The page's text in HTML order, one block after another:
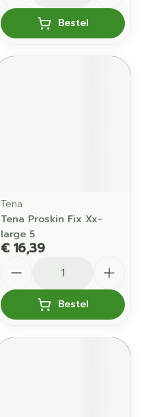
Bestel
Tena
Tena Proskin Fix Xx-
large 5
€ 16,39
Bestel